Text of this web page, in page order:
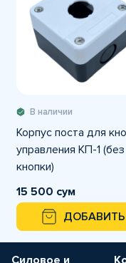
В наличии
Корпус поста для
управления КП-1 (без
кнопки)
15 500 сум
ДОБАВИТЬ
Силовое и